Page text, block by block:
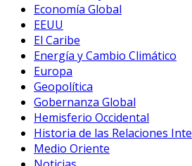
Economía Global
EEUU
El Caribe
Energía y Cambio Climático
Europa
Geopolítica
Gobernanza Global
Hemisferio Occidental
Historia de las Relaciones
Medio Oriente